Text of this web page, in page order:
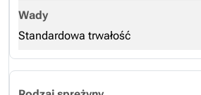
Standardowa trwałość